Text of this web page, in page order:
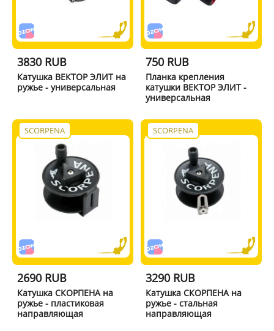
3830 RUB
Катушка ВЕКТОР ЭЛИТ на
ружье - универсальная
750 RUB
Планка крепления
катушки ВЕКТОР ЭЛИТ -
универсальная
SCORPENA
2690 RUB
Катушка СКОРПЕНА на
ружье - пластиковая
направляющая
SCORPENA
3290 RUB
Катушка СКОРПЕНА на
ружье - стальная
направляющая